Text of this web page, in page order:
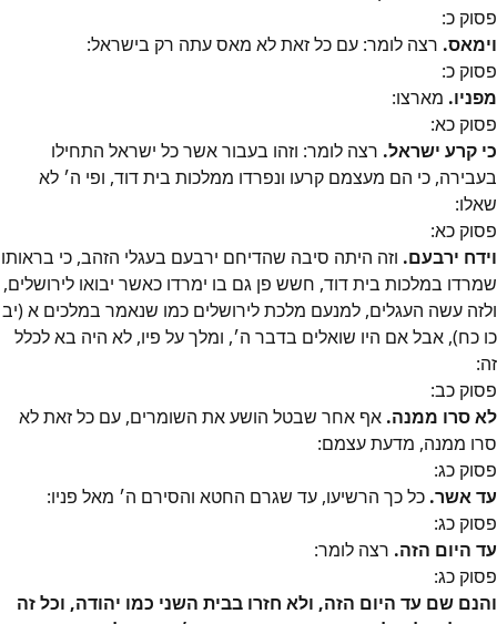
פסוק כ:
וימאס. רצה לומר: עם כל זאת לא מאס עתה רק בישראל:
פסוק כ:
מפניו. מארצו:
פסוק כא:
כי קרע ישראל. רצה לומר: וזהו בעבור אשר כל ישראל התחילו
בעבירה, כי הם מעצמם קרעו ונפרדו ממלכות בית דוד, ופי ה׳ לא
שאלו:
פסוק כא:
וידח ירבעם. וזה היתה סיבה שהדיחם ירבעם בעגלי הזהב, כי בראותו
שמרדו במלכות בית דוד, חשש פן גם בו ימרדו כאשר יבואו לירושלים,
ולזה עשה העגלים, למנעם מלכת לירושלים כמו שנאמר במלכים א (יב
כו כח), אבל אם היו שואלים בדבר ה׳, ומלך על פיו, לא היה בא לכלל
זה:
פסוק כב:
לא סרו ממנה. אף אחר שבטל הושע את השומרים, עם כל זאת לא
סרו ממנה, מדעת עצמם:
פסוק כג:
עד אשר. כל כך הרשיעו, עד שגרם החטא והסירם ה׳ מאל פניו:
פסוק כג:
עד היום הזה. רצה לומר:
פסוק כג:
והנם שם עד היום הזה, ולא חזרו בבית השני כמו יהודה, וכל זה